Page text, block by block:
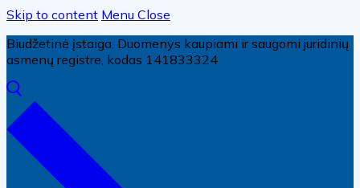
Skip to content Menu Close
Biudžetinė įstaiga. Duomenys kaupiami ir saugomi juridinių
asmenų registre, kodas 141833324